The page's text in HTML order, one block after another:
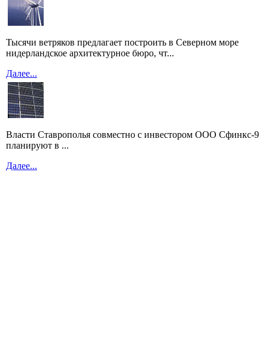
Тысячи ветряков предлагает построить в Северном море
нидерландское архитектурное бюро, чт...
Далее...
Власти Ставрополья совместно с инвестором ООО Сфинкс-9
планируют в ...
Далее...